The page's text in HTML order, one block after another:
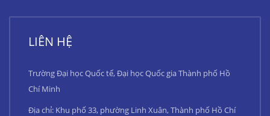
LIÊN HỆ
Trường Đại học Quốc tế, Đại học Quốc gia Thành phố Hồ
Chí Minh
Địa chỉ: Khu phố 33, phường Linh Xuân, Thành phố Hồ Chí